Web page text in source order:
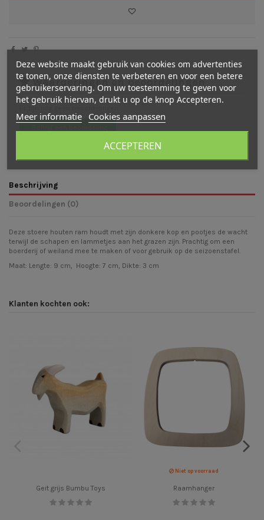
Waarderingen en beoordelingen
Beschrijving
Beoordelingen (0)
Deze stoere houten ram houdt met zijn donkere kop en pootjes de wacht
terwijl de schapen en lammetjes aan het grazen zijn. Prachtig om een
boerderij of weiland mee te maken of voor gebruik op de seizoenstafel.
Maat: Lengte: 9 cm, Hoogte: 7 cm, Dikte: 3 cm
Klanten kochten ook:
Geit grijs Bumbu Toys
Niet op voorraad
Raamhanger
Deze website maakt gebruik van cookies om advertenties
te tonen, onze diensten te verbeteren en voor een betere
gebruikerservaring. Om uw toestemming te geven voor
het gebruik hiervan, drukt u op de knop Accepteren.
Meer informatie Cookies aanpassen
ACCEPTEREN